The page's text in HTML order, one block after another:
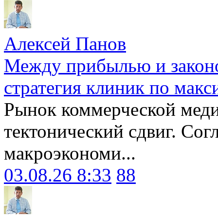
Алексей Панов
Между прибылью и
стратегия клиник по
Рынок коммерческой
тектонический сдвиг.
макроэкономи...
03.08.26 8:33 88